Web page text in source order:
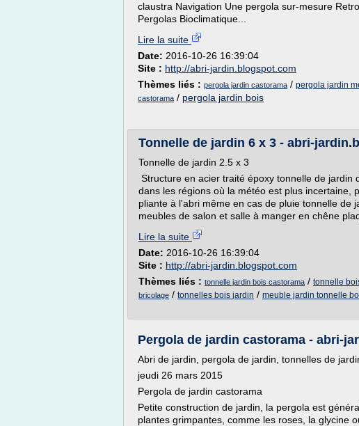
claustra Navigation Une pergola sur-mesure
Pergolas Bioclimatique...
Lire la suite
Date: 2016-10-26 16:39:04
Site : http://abri-jardin.blogspot.com
Thèmes liés : pergola jardin castorama / pergola jardin
castorama / pergola jardin bois
Tonnelle de jardin 6 x 3 - abri-
Tonnelle de jardin 2.5 x 3
Structure en acier traité époxy tonnelle de jardin
dans les régions où la météo est plus incertaine,
pliante à l'abri même en cas de pluie tonnelle de
meubles de salon et salle à manger en chêne
Lire la suite
Date: 2016-10-26 16:39:04
Site : http://abri-jardin.blogspot.com
Thèmes liés : tonnelle jardin bois castorama / tonnelle
bricolage / tonnelles bois jardin / meuble jardin tonnelle
Pergola de jardin castorama - abri-
Abri de jardin, pergola de jardin, tonnelles de
jeudi 26 mars 2015
Pergola de jardin castorama
Petite construction de jardin, la pergola est
plantes grimpantes, comme les roses, la glycine